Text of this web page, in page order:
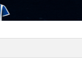
2027